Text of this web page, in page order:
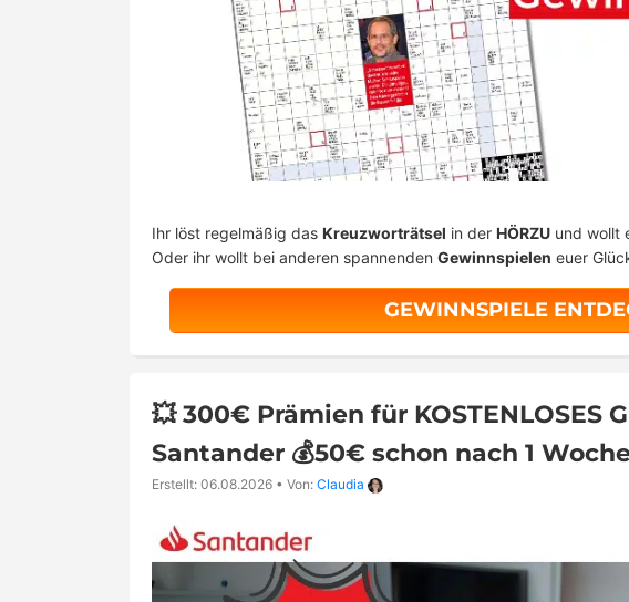
Ihr löst regelmäßig das Kreuzworträtsel in der HÖRZU und wollt
Oder ihr wollt bei anderen spannenden Gewinnspielen euer
GEWINNSPIELE
💥 300€ Prämien für KOSTENLOSES
Santander 💰50€ schon nach 1
Erstellt: 06.08.2026 • Von: Claudia